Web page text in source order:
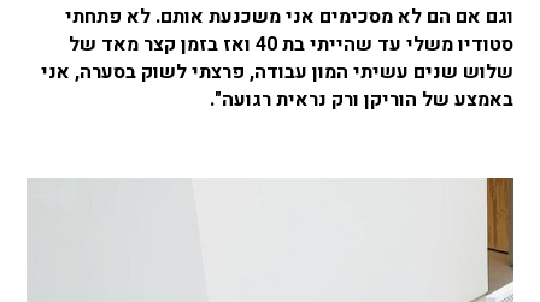
וגם אם הם לא מסכימים אני משכנעת אותם. לא פתחתי
סטודיו משלי עד שהייתי בת 40 ואז בזמן קצר מאד של
שלוש שנים עשיתי המון עבודה, פרצתי לשוק בסערה, אני
באמצע של הוריקן ורק נראית רגועה".